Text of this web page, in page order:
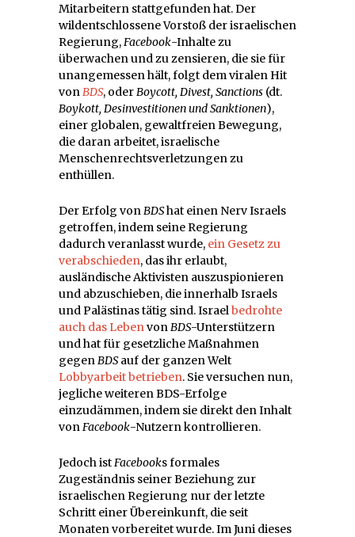
Mitarbeitern stattgefunden hat. Der
wildentschlossene Vorstoß der israelischen
Regierung,Facebook-Inhalte zu
überwachen und zu zensieren, die sie für
unangemessen hält, folgt dem viralen Hit
vonBDS, oderBoycott, Divest, Sanctions (dt.
Boykott, Desinvestitionen und Sanktionen),
einer globalen, gewaltfreien Bewegung,
die daran arbeitet, israelische
Menschenrechtsverletzungen zu
enthüllen.
Der Erfolg vonBDShat einen Nerv Israels
getroffen, indem seine Regierung
dadurch veranlasst wurde, ein Gesetz zu
verabschieden, das ihr erlaubt,
ausländische Aktivisten auszuspionieren
und abzuschieben, die innerhalb Israels
und Palästinas tätig sind. Israelbedrohte
auch das LebenvonBDS-Unterstützern
und hat für gesetzliche Maßnahmen
gegenBDSauf der ganzen Welt
Lobbyarbeit betrieben. Sie versuchen nun,
jegliche weiteren BDS-Erfolge
einzudämmen, indem sie direkt den Inhalt
vonFacebook-Nutzern kontrollieren.
Jedoch istFacebooks formales
Zugeständnis seiner Beziehung zur
israelischen Regierung nur der letzte
Schritt einer Übereinkunft, die seit
Monaten vorbereitet wurde. Im Juni dieses